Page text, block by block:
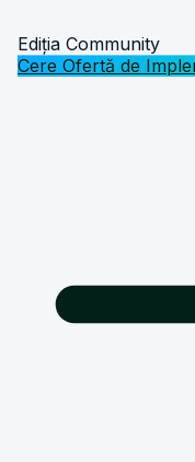
Ediția Community
Cere Ofertă de